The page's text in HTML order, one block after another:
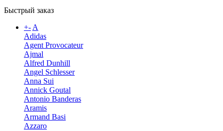
Быстрый заказ
+-A
Adidas
Agent Provocateur
Ajmal
Alfred Dunhill
Angel Schlesser
Anna Sui
Annick Goutal
Antonio Banderas
Aramis
Armand Basi
Azzaro